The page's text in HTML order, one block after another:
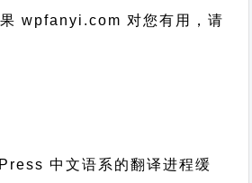
wpfanyi.com 对您有用，请
中文语系的翻译进程缓